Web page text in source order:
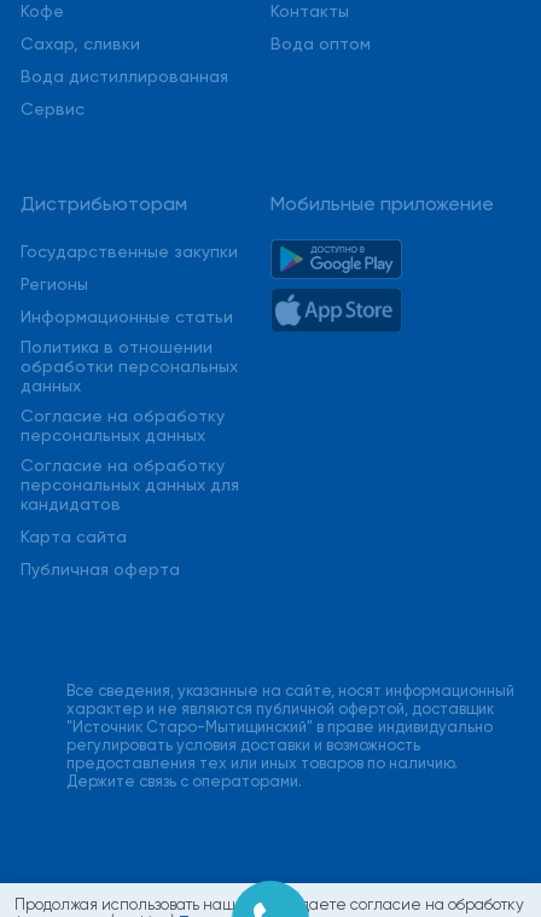
Кофе
Сахар, сливки
Вода дистиллированная
Сервис
Контакты
Вода оптом
Дистрибьюторам
Государственные закупки
Регионы
Информационные статьи
Политика в отношении
обработки персональных
данных
Cогласие на обработку
персональных данных
Cогласие на обработку
персональных данных для
кандидатов
Карта сайта
Публичная оферта
Мобильные приложение
Все сведения, указанные на сайте, носят информационный
характер и не являются публичной офертой, доставщик
"Источник Старо-Мытищинский" в праве индивидуально
регулировать условия доставки и возможность
предоставления тех или иных товаров по наличию.
Держите связь с операторами.
Продолжая использовать наш сайт, вы даете согласие на обработку